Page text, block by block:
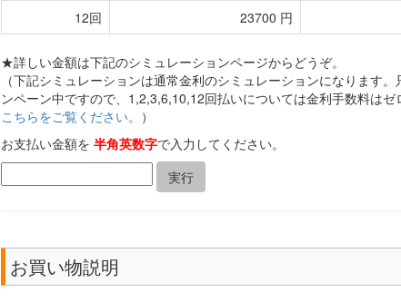
12回
23700 円
★詳しい金額は下記のシミュレーションページからどうぞ。
（下記シミュレーションは通常金利のシミュレーションになります
ンペーン中ですので、1,2,3,6,10,12回払いについては金利手数料はゼ
こちらをご覧ください。 ）
お支払い金額を 半角英数字で入力してください。
お買い物説明